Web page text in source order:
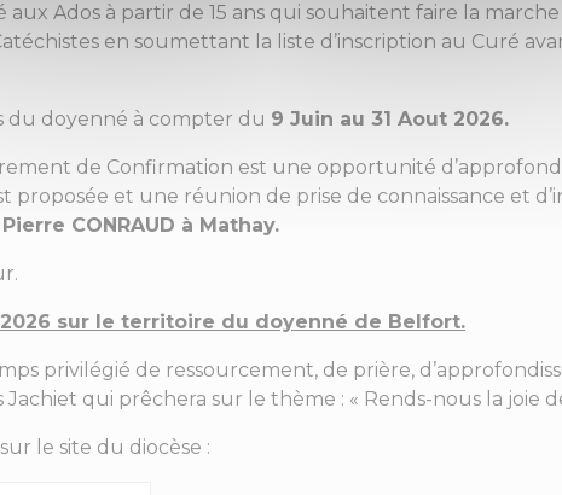
Ados à partir de 15 ans qui souhaitent faire la
en soumettant la liste d’inscription au Curé
du doyenné à compter du 9 Juin au 31 Aout 2026.
de Confirmation est une opportunité
proposée et une réunion de prise de connaissance et
CONRAUD à Mathay.
sur le territoire du doyenné de Belfort.
privilégié de ressourcement, de prière,
qui prêchera sur le thème : « Rends-nous la joie
le site du diocèse :